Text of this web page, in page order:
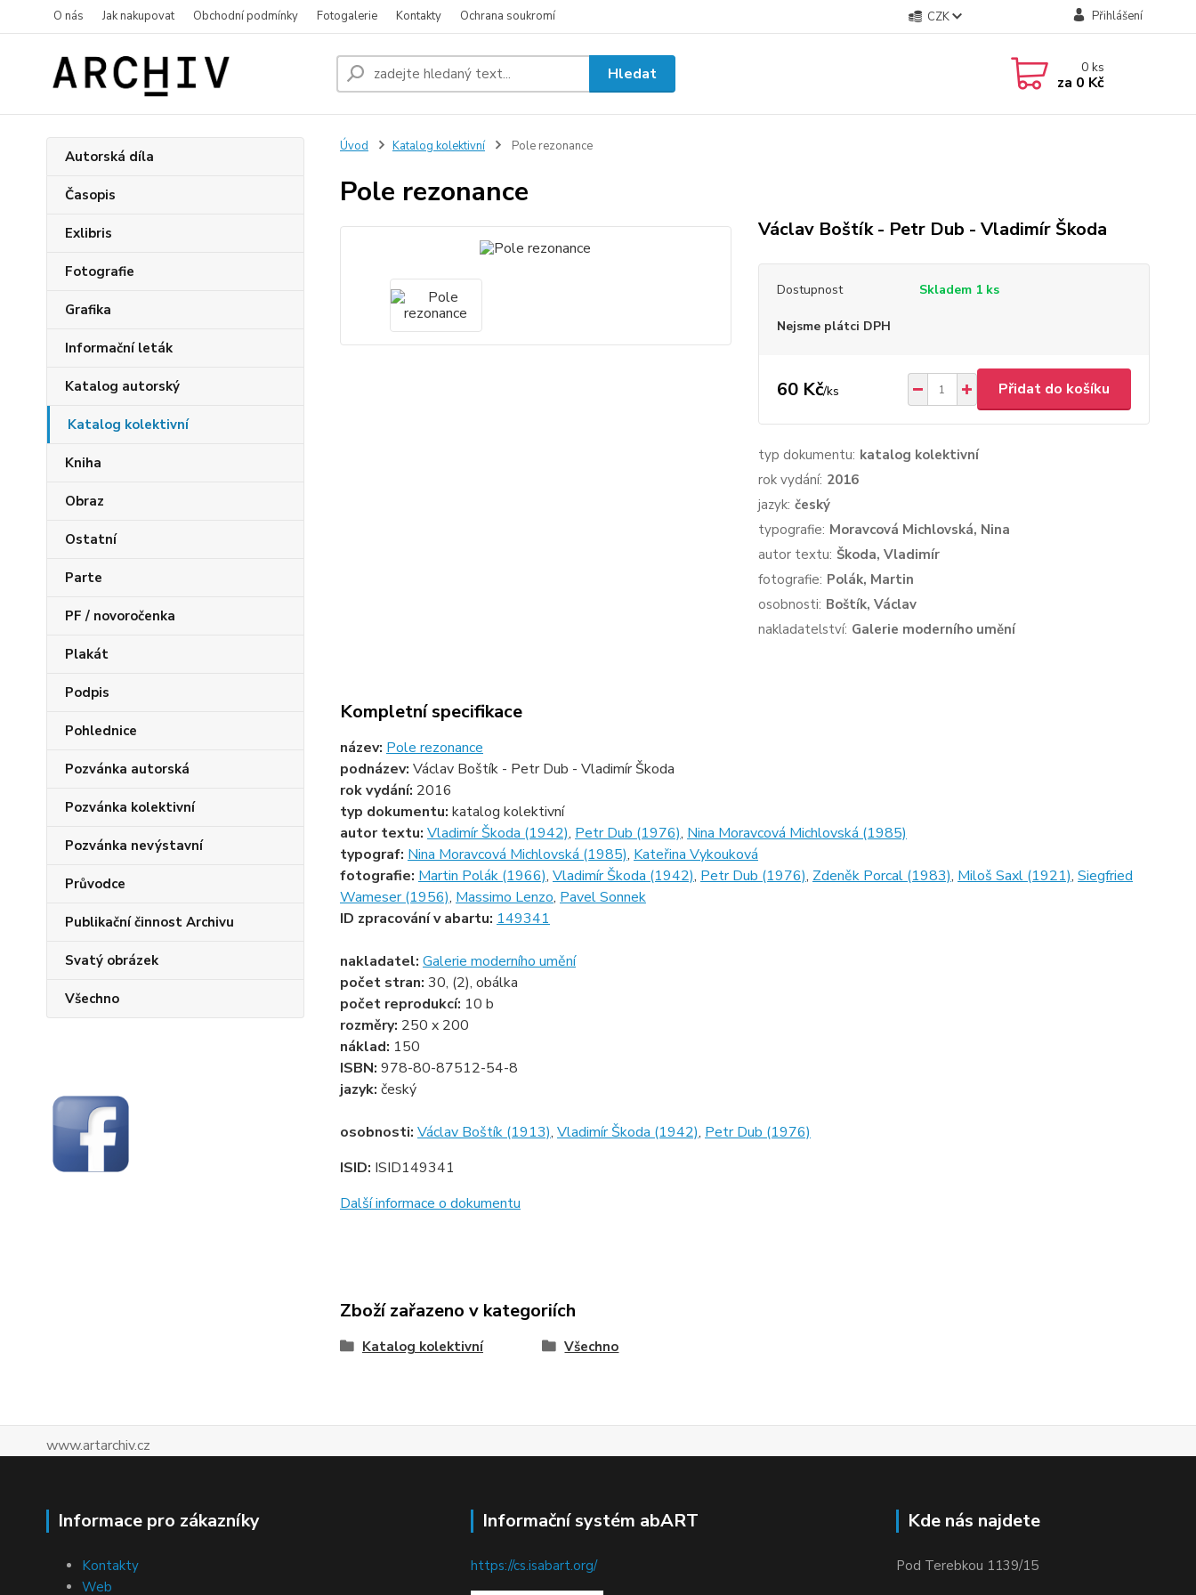
O nás Jak nakupovat Obchodní podmínky Fotogalerie Kontakty Ochrana soukromí CZK Přihlášení
Hledat 0ks
za 0 Kč
Autorská díla
Časopis
Exlibris
Fotografie
Grafika
Informační leták
Katalog autorský
Katalog kolektivní
Kniha
Obraz
Ostatní
Parte
PF / novoročenka
Plakát
Podpis
Pohlednice
Pozvánka autorská
Pozvánka kolektivní
Pozvánka nevýstavní
Průvodce
Publikační činnost Archivu
Svatý obrázek
Všechno
Úvod Katalog kolektivní Pole rezonance
Pole rezonance
Václav Boštík - Petr Dub - Vladimír Škoda
Dostupnost Skladem 1 ks
Nejsme plátci DPH
60 Kč/ks Přidat do košíku
typ dokumentu: katalog kolektivní
rok vydání: 2016
jazyk: český
typografie: Moravcová Michlovská, Nina
autor textu: Škoda, Vladimír
fotografie: Polák, Martin
osobnosti: Boštík, Václav
nakladatelství: Galerie moderního umění
Kompletní specifikace
název: Pole rezonance
podnázev: Václav Boštík - Petr Dub - Vladimír Škoda
rok vydání: 2016
typ dokumentu: katalog kolektivní
autor textu: Vladimír Škoda (1942), Petr Dub (1976), Nina Moravcová Michlovská (1985)
typograf: Nina Moravcová Michlovská (1985), Kateřina Vykouková
fotografie: Martin Polák (1966), Vladimír Škoda (1942), Petr Dub (1976), Zdeněk Porcal (1983), Miloš Saxl (1921), Siegfried
Wameser (1956), Massimo Lenzo, Pavel Sonnek
ID zpracování v abartu: 149341
nakladatel: Galerie moderního umění
počet stran: 30, (2), obálka
počet reprodukcí: 10 b
rozměry: 250 x 200
náklad: 150
ISBN: 978-80-87512-54-8
jazyk: český
osobnosti: Václav Boštík (1913), Vladimír Škoda (1942), Petr Dub (1976)
ISID: ISID149341
Další informace o dokumentu
Zboží zařazeno v kategoriích
Katalog kolektivní Všechno
www.artarchiv.cz
Informace pro zákazníky
Kontakty
Web
Informační systém abART
https://cs.isabart.org/
Kde nás najdete
Pod Terebkou 1139/15